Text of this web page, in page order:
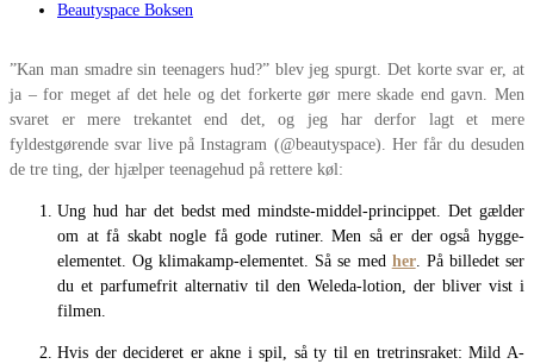
Beautyspace Boksen
”Kan man smadre sin teenagers hud?” blev jeg spurgt. Det korte svar er, at
ja – for meget af det hele og det forkerte gør mere skade end gavn. Men
svaret er mere trekantet end det, og jeg har derfor lagt et mere
fyldestgørende svar live på Instagram (@beautyspace). Her får du desuden
de tre ting, der hjælper teenagehud på rettere køl:
Ung hud har det bedst med mindste-middel-princippet. Det gælder
om at få skabt nogle få gode rutiner. Men så er der også hygge-
elementet. Og klimakamp-elementet. Så se med her. På billedet ser
du et parfumefrit alternativ til den Weleda-lotion, der bliver vist i
filmen.
Hvis der decideret er akne i spil, så ty til en tretrinsraket: Mild A-